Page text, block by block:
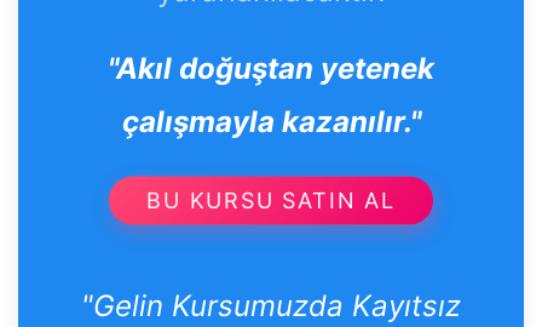
"Akıl doğuştan yetenek
çalışmayla kazanılır."
BU KURSU SATIN AL
"Gelin Kursumuzda Kayıtsız